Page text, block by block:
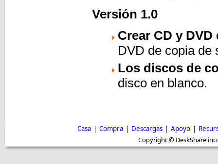
Versión 1.0
Crear CD y DVD
DVD de copia de
Los discos de
disco en blanco.
Casa | Compra | Descargas | Apoyo |
Copyright © DeskShare